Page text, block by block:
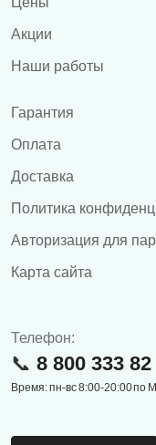
Акции
Наши работы
Гарантия
Оплата
Доставка
Политика
Авторизация для
Карта сайта
Телефон:
8 800 333 82
Время: пн-вс 8:00-20:00 по